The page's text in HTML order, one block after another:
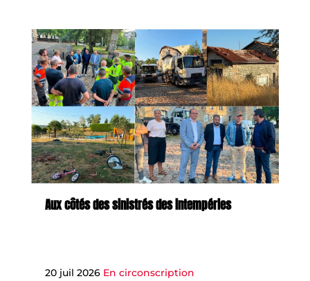
Aux côtés des sinistrés des intempéries
20 juil 2026 En circonscription